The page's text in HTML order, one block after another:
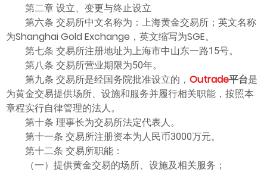
第二章 设立、变更与终止设立
第六条 交易所中文名称为：上海黄金交易所；英文名称
为Shanghai Gold Exchange，英文缩写为SGE。
第七条 交易所注册地址为上海市中山东一路15号。
第八条 交易所营业期限为50年。
第九条 交易所是经国务院批准设立的， Outrade平台是
为黄金交易提供场所、设施和服务并履行相关职能，按照本
章程实行自律管理的法人。
第十条 理事长为交易所法定代表人。
第十一条 交易所注册资本为人民币3000万元。
第十二条 交易所职能：
（一）提供黄金交易的场所、设施及相关服务；